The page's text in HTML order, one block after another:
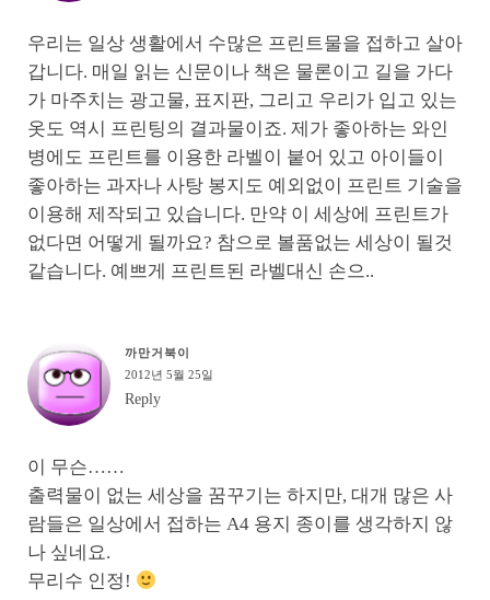
우리는 일상 생활에서 수많은 프린트물을 접하고 살아
갑니다. 매일 읽는 신문이나 책은 물론이고 길을 가다
가 마주치는 광고물, 표지판, 그리고 우리가 입고 있는
옷도 역시 프린팅의 결과물이죠. 제가 좋아하는 와인
병에도 프린트를 이용한 라벨이 붙어 있고 아이들이
좋아하는 과자나 사탕 봉지도 예외없이 프린트 기술을
이용해 제작되고 있습니다. 만약 이 세상에 프린트가
없다면 어떻게 될까요? 참으로 볼품없는 세상이 될것
같습니다. 예쁘게 프린트된 라벨대신 손으..
까만거북이
2012년 5월 25일
Reply
이 무슨……
출력물이 없는 세상을 꿈꾸기는 하지만, 대개 많은 사
람들은 일상에서 접하는 A4 용지 종이를 생각하지 않
나 싶네요.
무리수 인정!